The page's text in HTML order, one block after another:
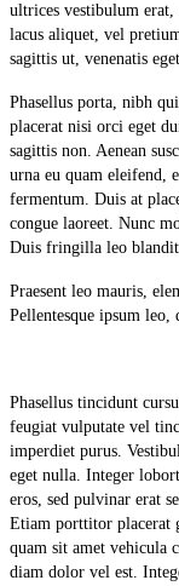
ultrices vestibulum erat,
lacus aliquet, vel
sagittis ut, venenatis
Phasellus porta, nibh
placerat nisi orci eget
sagittis non. Aenean
urna eu quam eleifend,
fermentum. Duis at
congue laoreet. Nunc
Duis fringilla leo blandit
Praesent leo mauris,
Pellentesque ipsum
Phasellus tincidunt
feugiat vulputate vel
imperdiet purus.
eget nulla. Integer
eros, sed pulvinar erat
Etiam porttitor placerat
quam sit amet vehicula
diam dolor vel est.